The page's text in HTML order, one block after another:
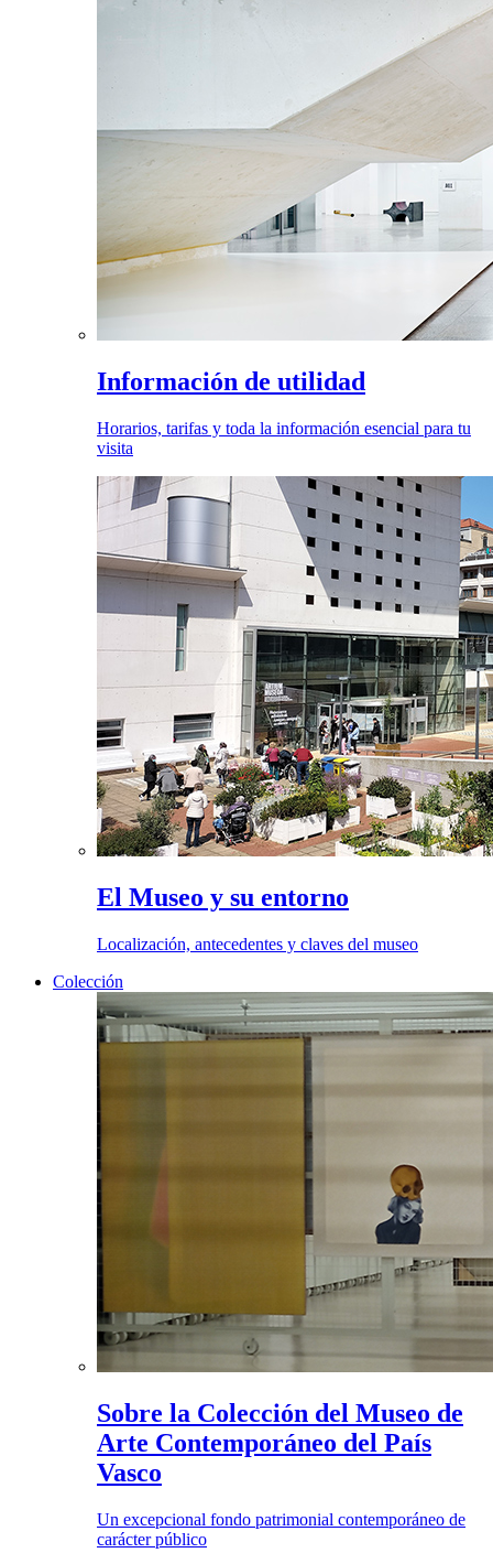
Información de utilidad
Horarios, tarifas y toda la información esencial para tu
visita
El Museo y su entorno
Localización, antecedentes y claves del museo
Colección
Sobre la Colección del Museo de
Arte Contemporáneo del País
Vasco
Un excepcional fondo patrimonial contemporáneo de
carácter público